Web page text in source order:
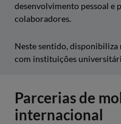
desenvolvimento pessoal e
colaboradores.
Neste sentido,
com instituições
Parcerias de
internacional